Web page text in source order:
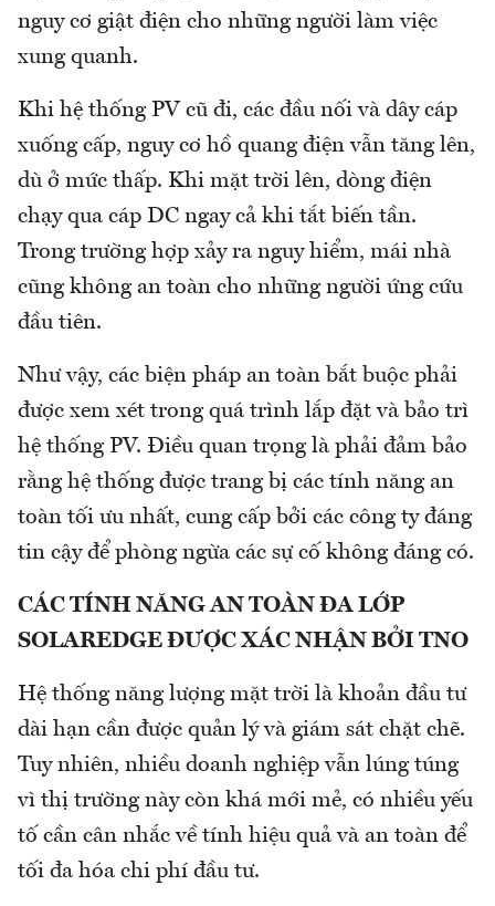
nguy cơ giật điện cho những người làm việc
xung quanh.
Khi hệ thống PV cũ đi, các đầu nối và dây cáp
xuống cấp, nguy cơ hồ quang điện vẫn tăng lên,
dù ở mức thấp. Khi mặt trời lên, dòng điện
chạy qua cáp DC ngay cả khi tắt biến tần.
Trong trường hợp xảy ra nguy hiểm, mái nhà
cũng không an toàn cho những người ứng cứu
đầu tiên.
Như vậy, các biện pháp an toàn bắt buộc phải
được xem xét trong quá trình lắp đặt và bảo trì
hệ thống PV. Điều quan trọng là phải đảm bảo
rằng hệ thống được trang bị các tính năng an
toàn tối ưu nhất, cung cấp bởi các công ty đáng
tin cậy để phòng ngừa các sự cố không đáng có.
CÁC TÍNH NĂNG AN TOÀN ĐA LỚP
SOLAREDGE ĐƯỢC XÁC NHẬN BỞI TNO
Hệ thống năng lượng mặt trời là khoản đầu tư
dài hạn cần được quản lý và giám sát chặt chẽ.
Tuy nhiên, nhiều doanh nghiệp vẫn lúng túng
vì thị trường này còn khá mới mẻ, có nhiều yếu
tố cần cân nhắc về tính hiệu quả và an toàn để
tối đa hóa chi phí đầu tư.